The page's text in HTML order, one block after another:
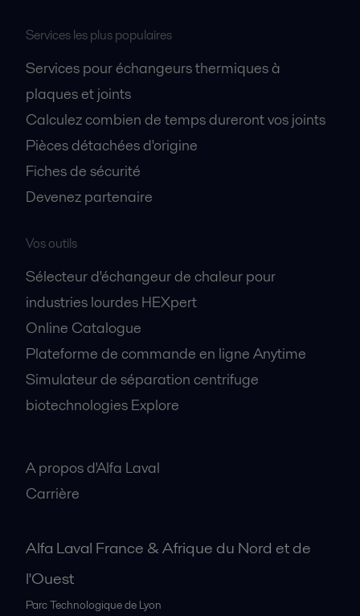
Services les plus populaires
Services pour échangeurs thermiques à
plaques et joints
Calculez combien de temps dureront vos joints
Pièces détachées d'origine
Fiches de sécurité
Devenez partenaire
Vos outils
Sélecteur d'échangeur de chaleur pour
industries lourdes HEXpert
Online Catalogue
Plateforme de commande en ligne Anytime
Simulateur de séparation centrifuge
biotechnologies Explore
A propos d'Alfa Laval
Carrière
Alfa Laval France & Afrique du Nord et de
l'Ouest
Parc Technologique de Lyon